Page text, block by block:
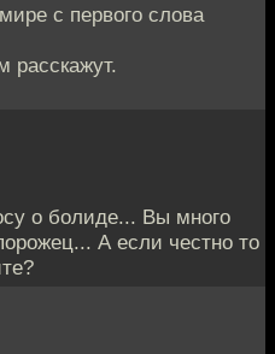
с первого слова
расскажут.
о болиде... Вы много
А если честно то